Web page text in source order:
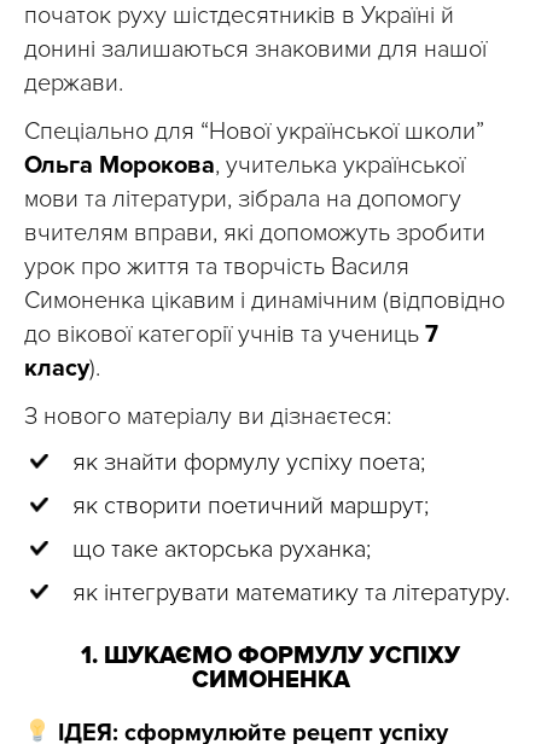
початок руху шістдесятників в Україні й
донині залишаються знаковими для нашої
держави.
Спеціально для “Нової української школи”
Ольга Морокова, учителька української
мови та літератури, зібрала на допомогу
вчителям вправи, які допоможуть зробити
урок про життя та творчість Василя
Симоненка цікавим і динамічним (відповідно
до вікової категорії учнів та учениць 7
класу).
З нового матеріалу ви дізнаєтеся:
як знайти формулу успіху поета;
як створити поетичний маршрут;
що таке акторська руханка;
як інтегрувати математику та літературу.
1. ШУКАЄМО ФОРМУЛУ УСПІХУ
СИМОНЕНКА
ІДЕЯ: сформулюйте рецепт успіху